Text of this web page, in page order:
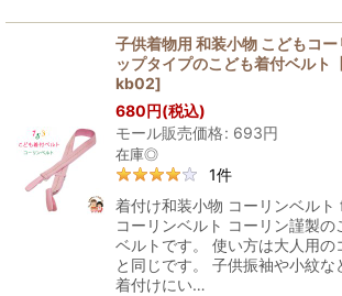
子供着物用 和装小物 こどもコー
ップタイプのこども着付ベルト
kb02]
680円(税込)
モール販売価格: 693円
在庫◎
1件
着付け和装小物 コーリンベルト
コーリンベルト コーリン謹製の
ベルトです。 使い方は大人用の
と同じです。 子供振袖や小紋な
着付けにい…